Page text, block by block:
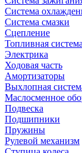
Система
Система смазки
Сцепление
Топливная система
Электрика
Ходовая часть
Амортизаторы
Выхлопная
Маслосменное
Подвеска
Подшипники
Пружины
Рулевой механизм